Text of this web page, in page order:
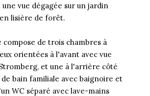
vue dégagée sur un jardin
lisière de forêt.
compose de trois chambres à
orientées à l'avant avec vue
et une à l'arrière côté
bain familiale avec baignoire et
WC séparé avec lave-mains